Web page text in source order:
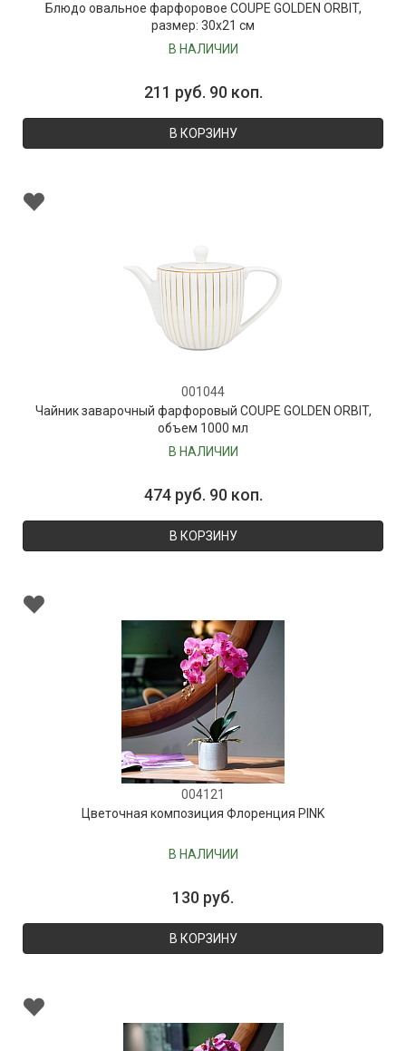
Блюдо овальное фарфоровое COUPE GOLDEN ORBIT,
размер: 30х21 см
В НАЛИЧИИ
211 руб. 90 коп.
В КОРЗИНУ
001044
Чайник заварочный фарфоровый COUPE GOLDEN ORBIT,
объем 1000 мл
В НАЛИЧИИ
474 руб. 90 коп.
В КОРЗИНУ
004121
Цветочная композиция Флоренция PINK
В НАЛИЧИИ
130 руб.
В КОРЗИНУ